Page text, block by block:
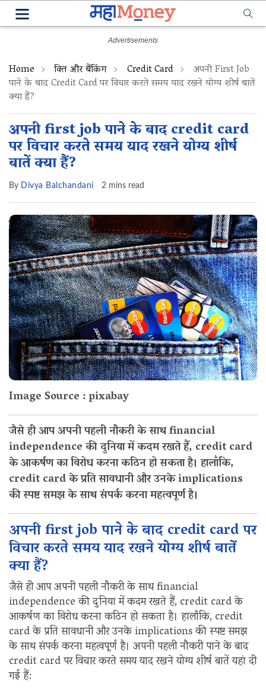
Home वित्त और बैंकिंग Credit Card अपनी First Job
पाने के बाद Credit Card पर विचार करते समय याद रखने योग्य शीर्ष बातें
क्या हैं?
अपनी first job पाने के बाद credit card
पर विचार करते समय याद रखने योग्य शीर्ष
बातें क्या हैं?
By Divya Balchandani 2 mins read
Image Source : pixabay
जैसे ही आप अपनी पहली नौकरी के साथ financial
independence की दुनिया में कदम रखते हैं, credit card
के आकर्षण का विरोध करना कठिन हो सकता है। हालाँकि,
credit card के प्रति सावधानी और उनके implications
की स्पष्ट समझ के साथ संपर्क करना महत्वपूर्ण है।
अपनी first job पाने के बाद credit card पर
विचार करते समय याद रखने योग्य शीर्ष बातें
क्या हैं?
जैसे ही आप अपनी पहली नौकरी के साथ financial
independence की दुनिया में कदम रखते हैं, credit card के
आकर्षण का विरोध करना कठिन हो सकता है। हालाँकि, credit
card के प्रति सावधानी और उनके implications की स्पष्ट समझ
के साथ संपर्क करना महत्वपूर्ण है। अपनी पहली नौकरी पाने के बाद
credit card पर विचार करते समय याद रखने योग्य शीर्ष बातें यहां दी
गई हैं: